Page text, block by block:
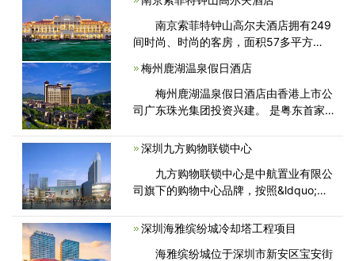
南京索菲特钟山高尔夫酒店拥有249
间时尚、时尚的客房，面积57多平方
受免费高速宽带接入，配备世界一流的个
性化设施、笔记本电脑电子保险
梅州鹿湖温泉假日酒店
梅州鹿湖温泉假日酒店由香港上市公
司广东珠光集团投资兴建。 是粤东首家
养生度假于一体的五星级氡温泉假日酒
深圳九方购物联锁中心
九方购物联锁中心是中航置业有限公
司旗下的购物中心品牌，按照&ldquo;中
一规划建设。 从建筑形式、室内环境、
深圳海雅缤纷城冷却塔工程项目
海雅缤纷城位于深圳市新安区宝安街